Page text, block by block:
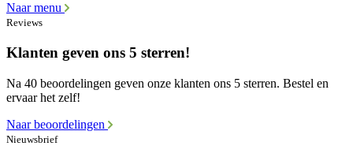
Naar menu
Reviews
Klanten geven ons 5 sterren!
Na 40 beoordelingen geven onze klanten ons 5 sterren. Bestel en
ervaar het zelf!
Naar beoordelingen
Nieuwsbrief